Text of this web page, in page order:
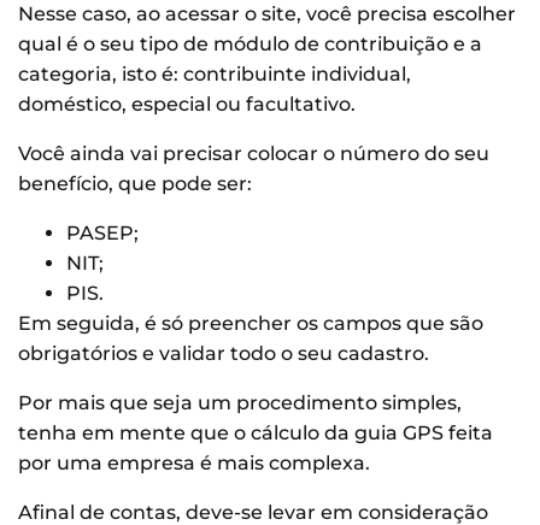
Nesse caso, ao acessar o site, você precisa escolher
qual é o seu tipo de módulo de contribuição e a
categoria, isto é: contribuinte individual,
doméstico, especial ou facultativo.
Você ainda vai precisar colocar o número do seu
benefício, que pode ser:
PASEP;
NIT;
PIS.
Em seguida, é só preencher os campos que são
obrigatórios e validar todo o seu cadastro.
Por mais que seja um procedimento simples,
tenha em mente que o cálculo da guia GPS feita
por uma empresa é mais complexa.
Afinal de contas, deve-se levar em consideração